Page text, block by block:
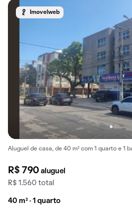
Imovelweb
Aluguel de casa, de 40 m² com 1 quarto e 1
R$ 790aluguel
R$ 1.560 total
40 m² · 1 quarto